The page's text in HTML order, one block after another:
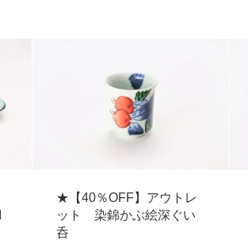
★【40％OFF】アウトレ
ット 染錦かぶ絵深ぐい
呑